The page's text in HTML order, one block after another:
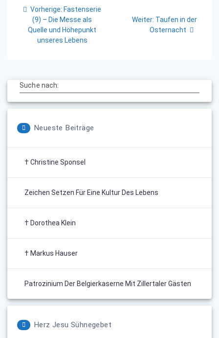
Vorherige: Vorheriger
Beitrag:
Fastenserie
(9) – Die Messe als
Quelle und Höhepunkt
unseres Lebens
Weiter: Nächster
Beitrag:
Taufen in der
Osternacht
Suche nach:
Neueste Beiträge
† Christine Sponsel
Zeichen Setzen Für Eine Kultur Des Lebens
† Dorothea Klein
† Markus Hauser
Patrozinium Der Belgierkaserne Mit Zillertaler Gästen
Herz Jesu Sühnegebet